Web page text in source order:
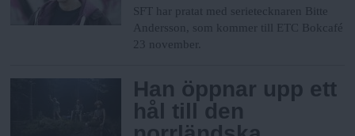
SFT har pratat med serietecknaren Bitte
Andersson, som kommer till ETC Bokcafé
23 november.
Han öppnar upp ett
hål till den